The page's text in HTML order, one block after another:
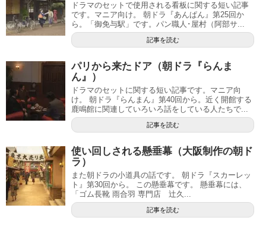
ドラマのセットで使用される看板に関する短い記事
です。マニア向け。 朝ドラ『あんぱん』第25回か
ら。「御免与駅」です。パン職人･屋村（阿部サ...
記事を読む
パリから来たドア（朝ドラ『らんま
ん』）
ドラマのセットに関する短い記事です。マニア向
け。 朝ドラ『らんまん』第40回から。近く開館する
鹿鳴館に関連していろいろ話をしている人たちで...
記事を読む
使い回しされる懸垂幕（大阪制作の朝ド
ラ）
また朝ドラの小道具の話です。 朝ドラ『スカーレッ
ト』第30回から。 この懸垂幕です。 懸垂幕には、
「ゴム長靴 雨合羽 専門店 辻久...
記事を読む